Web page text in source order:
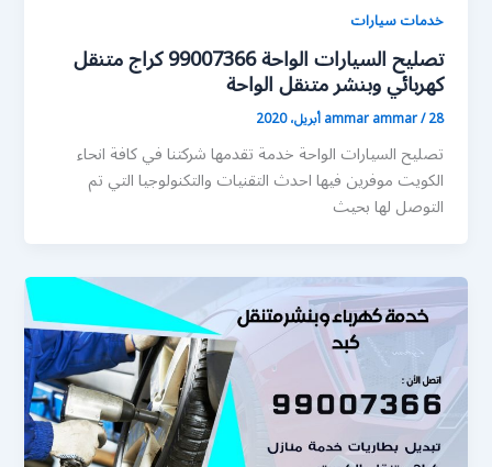
خدمات سيارات
تصليح السيارات الواحة 99007366 كراج متنقل
كهربائي وبنشر متنقل الواحة
ammar ammar/28 أبريل، 2020
تصليح السيارات الواحة خدمة تقدمها شركتنا في كافة انحاء
الكويت موفرين فيها احدث التقنيات والتكنولوجيا التي تم
التوصل لها بحيث